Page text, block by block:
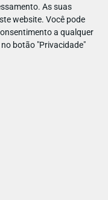
As suas
website. Você pode
a qualquer
botão "Privacidade"
” desde2015, de
é adestruição do
a expansão agrícola